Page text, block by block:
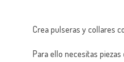
Crea pulseras y collares
Para ello necesitas